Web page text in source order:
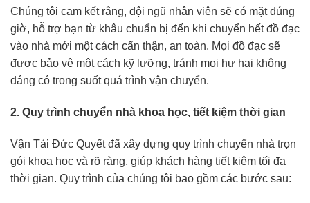
Chúng tôi cam kết rằng, đội ngũ nhân viên sẽ có mặt đúng
giờ, hỗ trợ bạn từ khâu chuẩn bị đến khi chuyển hết đồ đạc
vào nhà mới một cách cẩn thận, an toàn. Mọi đồ đạc sẽ
được bảo vệ một cách kỹ lưỡng, tránh mọi hư hại không
đáng có trong suốt quá trình vận chuyển.
2. Quy trình chuyển nhà khoa học, tiết kiệm thời gian
Vận Tải Đức Quyết đã xây dựng quy trình chuyển nhà trọn
gói khoa học và rõ ràng, giúp khách hàng tiết kiệm tối đa
thời gian. Quy trình của chúng tôi bao gồm các bước sau: